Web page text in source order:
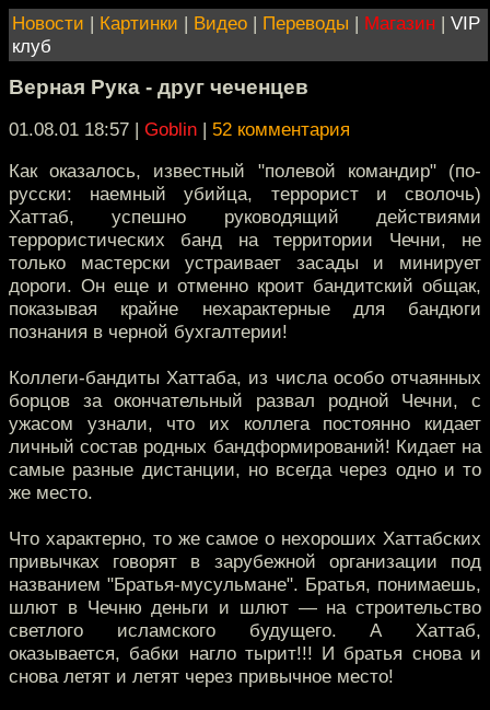
Новости | Картинки | Видео | Переводы | Магазин | VIP
клуб
Верная Рука - друг чеченцев
01.08.01 18:57 | Goblin | 52 комментария
Как оказалось, известный "полевой командир" (по-
русски: наемный убийца, террорист и сволочь)
Хаттаб, успешно руководящий действиями
террористических банд на территории Чечни, не
только мастерски устраивает засады и минирует
дороги. Он еще и отменно кроит бандитский общак,
показывая крайне нехарактерные для бандюги
познания в черной бухгалтерии!
Коллеги-бандиты Хаттаба, из числа особо отчаянных
борцов за окончательный развал родной Чечни, с
ужасом узнали, что их коллега постоянно кидает
личный состав родных бандформирований! Кидает на
самые разные дистанции, но всегда через одно и то
же место.
Что характерно, то же самое о нехороших Хаттабских
привычках говорят в зарубежной организации под
названием "Братья-мусульмане". Братья, понимаешь,
шлют в Чечню деньги и шлют — на строительство
светлого исламского будущего. А Хаттаб,
оказывается, бабки нагло тырит!!! И братья снова и
снова летят и летят через привычное место!